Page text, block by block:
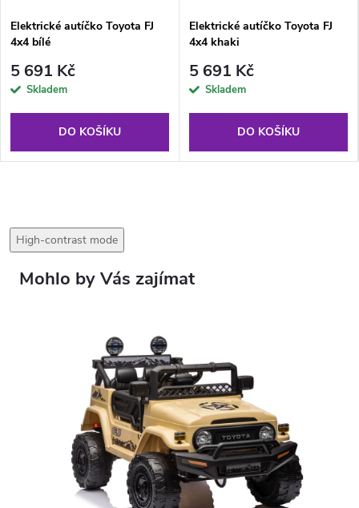
Elektrické autíčko Toyota FJ
4x4 bílé
5 691 Kč
Skladem
DO KOŠÍKU
Elektrické autíčko Toyota FJ
4x4 khaki
5 691 Kč
Skladem
DO KOŠÍKU
High-contrast mode